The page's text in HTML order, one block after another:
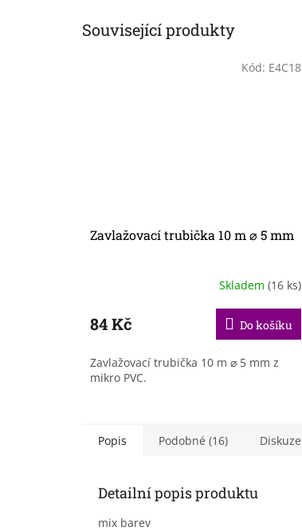
Související produkty
Zavlažovací trubička 10 m ⌀ 5 mm
Skladem (16 ks)
84 Kč Do košíku
Zavlažovací trubička 10 m ⌀ 5 mm z
mikro PVC.
Kód: E4C18
Popis Podobné (16) Diskuze
Detailní popis produktu
mix barev